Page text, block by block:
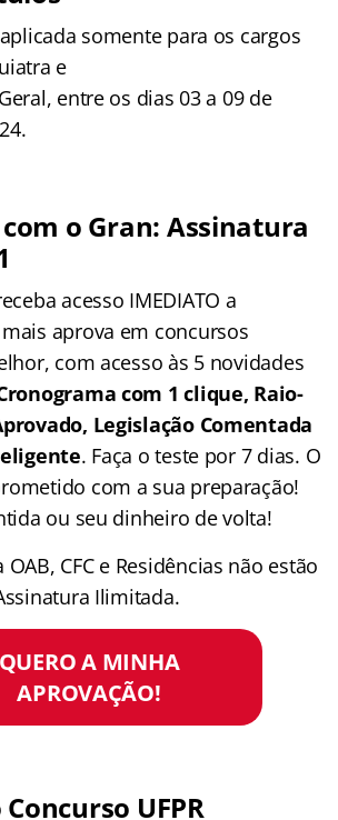
somente para os cargos
e
entre os dias 03 a 09 de
o Gran: Assinatura
acesso IMEDIATO a
aprova em concursos
com acesso às 5 novidades
com 1 clique, Raio-
Legislação Comentada
. Faça o teste por 7 dias. O
com a sua preparação!
ou seu dinheiro de volta!
CFC e Residências não estão
Ilimitada.
QUERO A MINHA
APROVAÇÃO!
UFPR